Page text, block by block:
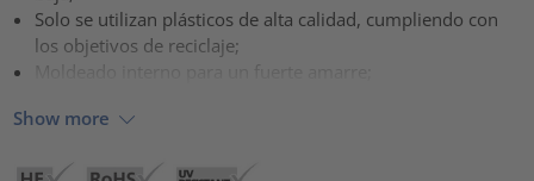
Solo se utilizan plásticos de alta calidad, cumpliendo con
los objetivos de reciclaje;
Moldeado interno para un fuerte amarre;
Show more